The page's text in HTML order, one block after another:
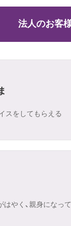
法人のお客
スをしてもらえる
はやく、親身になっ